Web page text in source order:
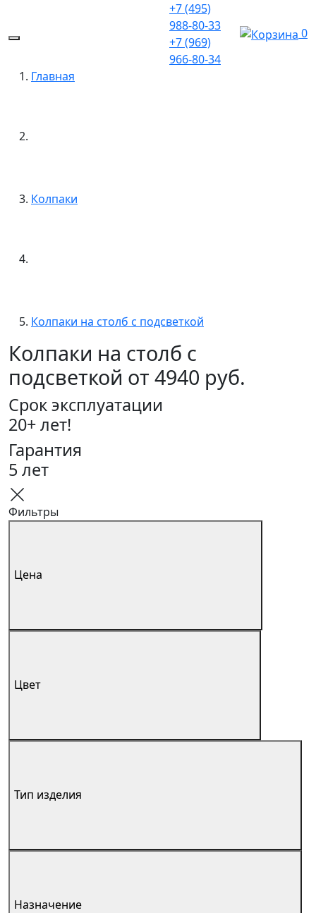
+7 (495)
988-80-33
+7 (969)
966-80-34
0
Главная
Колпаки
Колпаки на столб с подсветкой
Колпаки на столб с
подсветкой от 4940 руб.
Срок эксплуатации
20+ лет!
Гарантия
5 лет
Фильтры
Цена
Цвет
Тип изделия
Назначение